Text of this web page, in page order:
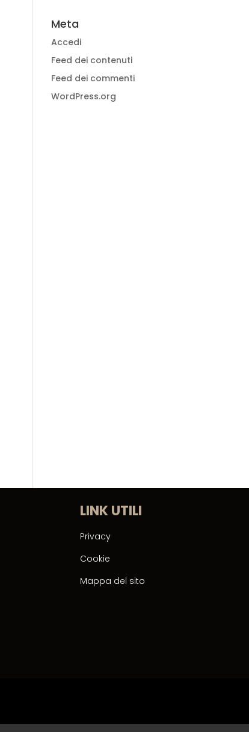
Meta
Accedi
Feed dei contenuti
Feed dei commenti
WordPress.org
LINK UTILI
Privacy
Cookie
Mappa del sito